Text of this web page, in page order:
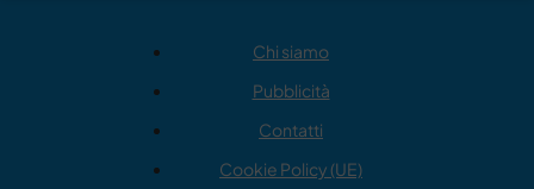
Chi siamo
Pubblicità
Contatti
Cookie Policy (UE)